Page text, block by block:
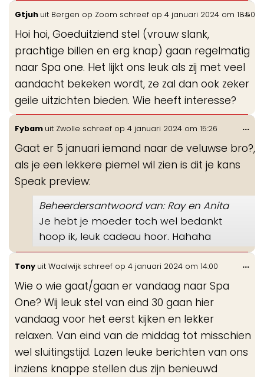
Gtjuh uit Bergen op Zoom schreef op 4 januari 2024 om 18:50
Hoi hoi, Goeduitziend stel (vrouw slank,
prachtige billen en erg knap) gaan regelmatig
naar Spa one. Het lijkt ons leuk als zij met veel
aandacht bekeken wordt, ze zal dan ook zeker
geile uitzichten bieden. Wie heeft interesse?
...
Fybam uit Zwolle schreef op 4 januari 2024 om 15:26
Gaat er 5 januari iemand naar de veluwse bro?,
als je een lekkere piemel wil zien is dit je kans
Speak preview:
Beheerdersantwoord van: Ray en Anita
Je hebt je moeder toch wel bedankt
hoop ik, leuk cadeau hoor. Hahaha
...
Tony uit Waalwijk schreef op 4 januari 2024 om 14:00
Wie o wie gaat/gaan er vandaag naar Spa
One? Wij leuk stel van eind 30 gaan hier
vandaag voor het eerst kijken en lekker
relaxen. Van eind van de middag tot misschien
wel sluitingstijd. Lazen leuke berichten van ons
inziens knappe stellen dus zijn benieuwd
...